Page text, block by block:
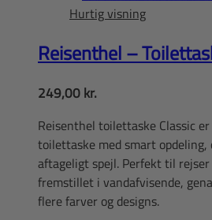
Hurtig visning
Reisenthel –
249,00kr.
Reisenthel toilettaske Classic
toilettaske med smart
aftageligt spejl. Perfekt til
fremstillet i vandafvisende,
flere farver og designs.